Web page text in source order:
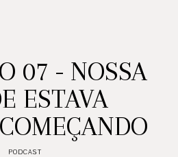
07 - NOSSA
ESTAVA
PODCAST